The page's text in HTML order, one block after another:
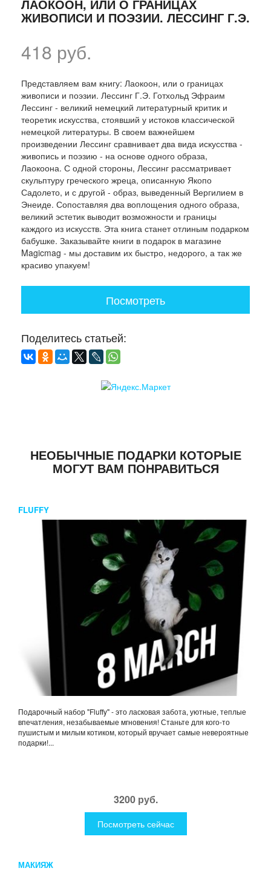
ЛАОКООН, ИЛИ О ГРАНИЦАХ
ЖИВОПИСИ И ПОЭЗИИ. ЛЕССИНГ Г.Э.
418 руб.
Представляем вам книгу: Лаокоон, или о границах
живописи и поэзии. Лессинг Г.Э. Готхольд Эфраим
Лессинг - великий немецкий литературный критик и
теоретик искусства, стоявший у истоков классической
немецкой литературы. В своем важнейшем
произведении Лессинг сравнивает два вида искусства -
живопись и поэзию - на основе одного образа,
Лаокоона. С одной стороны, Лессинг рассматривает
скульптуру греческого жреца, описанную Якопо
Садолето, и с другой - образ, выведенный Вергилием в
Энеиде. Сопоставляя два воплощения одного образа,
великий эстетик выводит возможности и границы
каждого из искусств. Эта книга станет отлиным подарком
бабушке. Заказывайте книги в подарок в магазине
Magicmag - мы доставим их быстро, недорого, а так же
красиво упакуем!
Посмотреть
Поделитесь статьей:
НЕОБЫЧНЫЕ ПОДАРКИ КОТОРЫЕ
МОГУТ ВАМ ПОНРАВИТЬСЯ
FLUFFY
Подарочный набор "Fluffy" - это ласковая забота, уютные, теплые
впечатления, незабываемые мгновения! Станьте для кого-то
пушистым и милым котиком, который вручает самые невероятные
подарки!...
3200 руб.
Посмотреть сейчас
МАКИЯЖ